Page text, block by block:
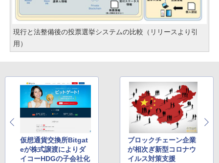
現行と法整備後の投票選挙システムの比較（リリースより引
用）
仮想通貨交換所Bitgat
eが株式譲渡によりダ
イコーHDGの子会社化
ブロックチェーン企業
が相次ぎ新型コロナウ
イルス対策支援